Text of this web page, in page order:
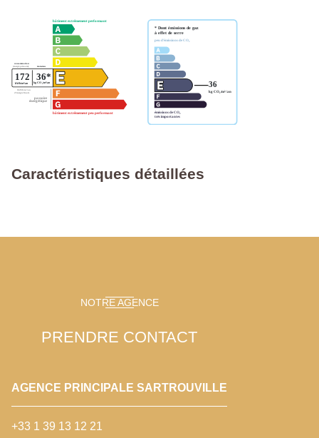
Caractéristiques détaillées
NOTRE AGENCE
PRENDRE CONTACT
AGENCE PRINCIPALE SARTROUVILLE
+33 1 39 13 12 21